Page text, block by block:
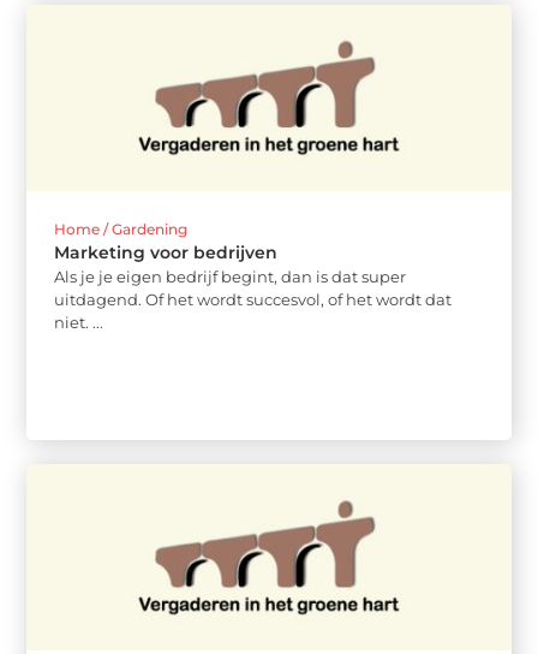
Home / Gardening
Marketing voor bedrijven
Als je je eigen bedrijf begint, dan is dat super
uitdagend. Of het wordt succesvol, of het wordt dat
niet. ...